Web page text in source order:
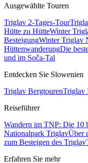
Ausgewählte Touren
Triglav 2-Tages-Tour
Hütte zu HütteWinter
BesteigungWinter Triglav
HüttenwanderungDie
und im Soča-Tal
Entdecken Sie Slowenien
Triglav BergtourenTriglav
Reiseführer
Wandern im TNP: Die 10
Nationalpark TriglavÜber
zum Besteigen des Triglav
Erfahren Sie mehr